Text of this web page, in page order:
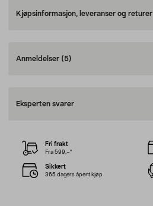
Kjøpsinformasjon, leveranser og returer
Anmeldelser (5)
Eksperten svarer
Fri frakt
Fra 599,–*
Sikkert
365 dagers åpent kjøp